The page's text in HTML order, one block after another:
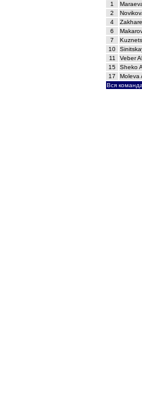
1
2
4
6
7
10
11
Veber
15
Sheko
17
Moleva
Вся команда